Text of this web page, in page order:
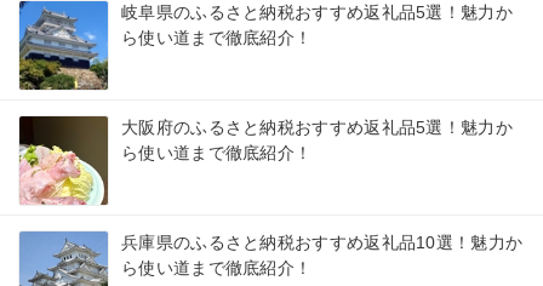
岐阜県のふるさと納税おすすめ返礼品5選！魅力か
ら使い道まで徹底紹介！
大阪府のふるさと納税おすすめ返礼品5選！魅力か
ら使い道まで徹底紹介！
兵庫県のふるさと納税おすすめ返礼品10選！魅力か
ら使い道まで徹底紹介！